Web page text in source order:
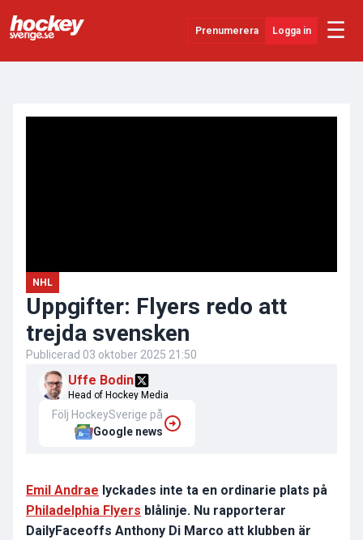
Prenumerera Logga in ☰
NHL
Uppgifter: Flyers redo att
trejda svensken
Publicerad 03 oktober 2025 21:50
Uffe Bodin
Head of Hockey Media
Följ HockeySverige på
Google news
Emil Andrae lyckades inte ta en ordinarie plats på
Philadelphia Flyers blålinje. Nu rapporterar
DailyFaceoffs Anthony Di Marco att klubben är